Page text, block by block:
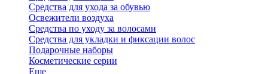
Средства для ухода за обувью
Освежители воздуха
Средства по уходу за волосами
Средства для укладки и фиксации волос
Подарочные наборы
Косметические серии
Еще